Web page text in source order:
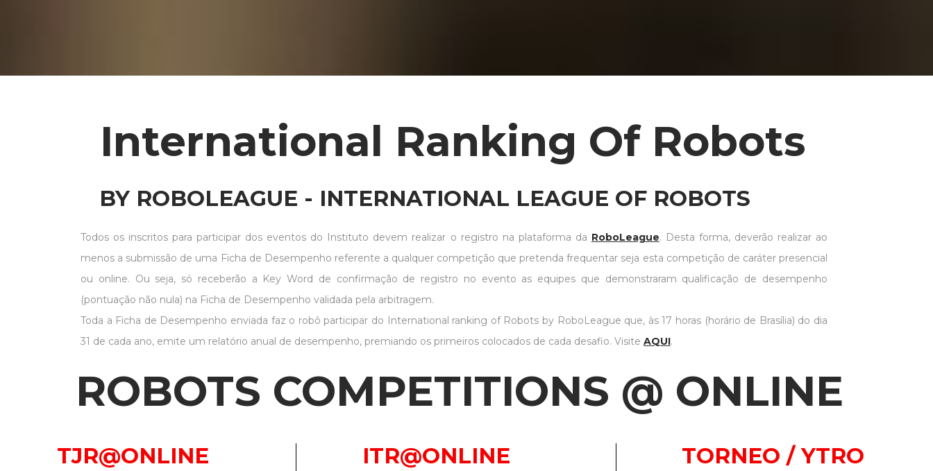
International Ranking Of Robots
Todos os inscritos para participar dos eventos do Instituto devem realizar o registro na plataforma da RoboLeague. Desta forma, deverão realizar ao
menos a submissão de uma Ficha de Desempenho referente a qualquer competição que pretenda frequentar seja esta competição de caráter presencial
ou online. Ou seja, só receberão a Key Word de confirmação de registro no evento as equipes que demonstraram qualificação de desempenho
(pontuação não nula) na Ficha de Desempenho validada pela arbitragem.
Toda a Ficha de Desempenho enviada faz o robô participar do International ranking of Robots by RoboLeague que, às 17 horas (horário de Brasília) do dia
31 de cada ano, emite um relatório anual de desempenho, premiando os primeiros colocados de cada desafio. Visite AQUI.
TJR@ONLINE ITR@ONLINE TORNEO / YTRO
BY ROBOLEAGUE - INTERNATIONAL LEAGUE OF ROBOTS
Eventos NacioBnais e internacionais promovidos pelo instituto
ROBOTS COMPETITIONS @ ONLINE